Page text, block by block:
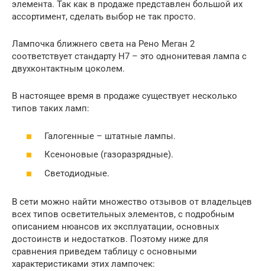
элемента. Так как в продаже представлен большой их
ассортимент, сделать выбор не так просто.
Лампочка ближнего света на Рено Меган 2
соответствует стандарту H7 – это однонитевая лампа с
двухконтактным цоколем.
В настоящее время в продаже существует несколько
типов таких ламп:
Галогенные – штатные лампы.
Ксеноновые (газоразрядные).
Светодиодные.
В сети можно найти множество отзывов от владельцев
всех типов осветительных элементов, с подробным
описанием нюансов их эксплуатации, основных
достоинств и недостатков. Поэтому ниже для
сравнения приведем таблицу с основными
характеристиками этих лампочек: